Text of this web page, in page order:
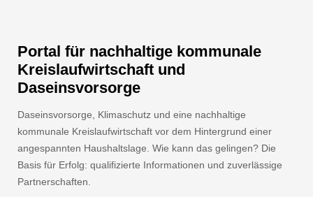
Portal für nachhaltige kommunale
Kreislaufwirtschaft und
Daseinsvorsorge
Daseinsvorsorge, Klimaschutz und eine nachhaltige
kommunale Kreislaufwirtschaft vor dem Hintergrund einer
angespannten Haushaltslage. Wie kann das gelingen? Die
Basis für Erfolg: qualifizierte Informationen und zuverlässige
Partnerschaften.